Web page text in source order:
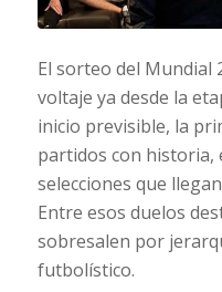
El sorteo del Mundial
voltaje ya desde la
inicio previsible, la
partidos con historia,
selecciones que
Entre esos duelos
sobresalen por
futbolístico.